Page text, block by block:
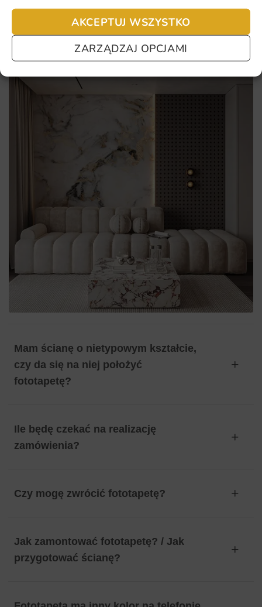
AKCEPTUJ WSZYSTKO
ZARZĄDZAJ OPCJAMI
Pomagamy i doradzamy przy każdym zakupie. Ale jeżeli
nie chcesz czekać – sprawdź najczęściej zadawane pytania.
Mam ścianę o nietypowym kształcie,
czy da się na niej położyć
fototapetę?
Ile będę czekać na realizację
zamówienia?
Czy mogę zwrócić fototapetę?
Jak zamontować fototapetę? / Jak
przygotować ścianę?